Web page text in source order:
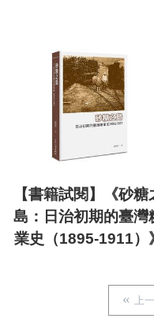
【書籍試閱】《砂糖
島：日治初期的臺灣
業史（1895-1911）
上